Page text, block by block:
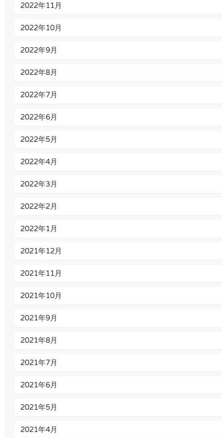
2022年11月
2022年10月
2022年9月
2022年8月
2022年7月
2022年6月
2022年5月
2022年4月
2022年3月
2022年2月
2022年1月
2021年12月
2021年11月
2021年10月
2021年9月
2021年8月
2021年7月
2021年6月
2021年5月
2021年4月